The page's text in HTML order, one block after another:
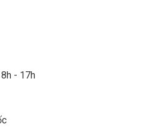
- 17h